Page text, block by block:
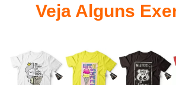
Veja Alguns